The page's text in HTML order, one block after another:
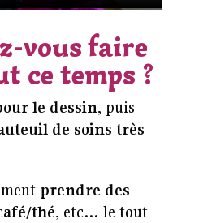
vous faire
ce temps ?
le dessin, puis
de soins très
prendre des
thé, etc… le tout